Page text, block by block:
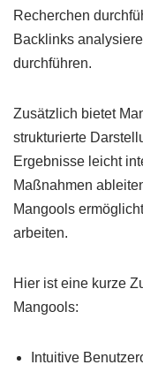
Recherchen
Backlinks
durchführen.
Zusätzlich bietet
strukturierte
Ergebnisse leicht
Maßnahmen
Mangools
arbeiten.
Hier ist eine kurze
Mangools:
Intuitive